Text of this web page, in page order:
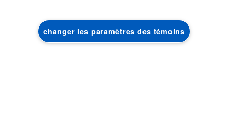
Communiquez avec nous
MAGASINEZ MAGASINEZ
changer les paramètres des témoins